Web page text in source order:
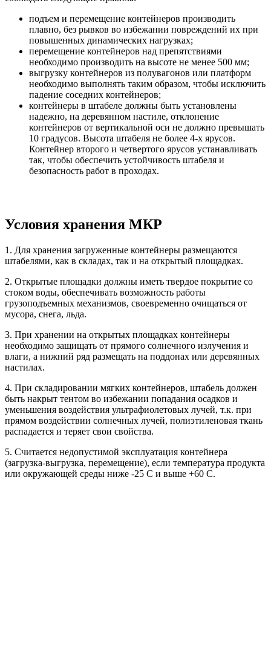
подъем и перемещение контейнеров производить
плавно, без рывков во избежании повреждений их при
повышенных динамических нагрузках;
перемещение контейнеров над препятствиями
необходимо производить на высоте не менее 500 мм;
выгрузку контейнеров из полувагонов или платформ
необходимо выполнять таким образом, чтобы исключить
падение соседних контейнеров;
контейнеры в штабеле должны быть установлены
надежно, на деревянном настиле, отклонение
контейнеров от вертикальной оси не должно превышать
10 градусов. Высота штабеля не более 4-х ярусов.
Контейнер второго и четвертого ярусов устанавливать
так, чтобы обеспечить устойчивость штабеля и
безопасность работ в проходах.
Условия хранения МКР
1. Для хранения загруженные контейнеры размещаются
штабелями, как в складах, так и на открытый площадках.
2. Открытые площадки должны иметь твердое покрытие со
стоком воды, обеспечивать возможность работы
грузоподъемных механизмов, своевременно очищаться от
мусора, снега, льда.
3. При хранении на открытых площадках контейнеры
необходимо защищать от прямого солнечного излучения и
влаги, а нижний ряд размещать на поддонах или деревянных
настилах.
4. При складировании мягких контейнеров, штабель должен
быть накрыт тентом во избежании попадания осадков и
уменьшения воздействия ультрафиолетовых лучей, т.к. при
прямом воздействии солнечных лучей, полиэтиленовая ткань
распадается и теряет свои свойства.
5. Считается недопустимой эксплуатация контейнера
(загрузка-выгрузка, перемещение), если температура продукта
или окружающей среды ниже -25 С и выше +60 С.